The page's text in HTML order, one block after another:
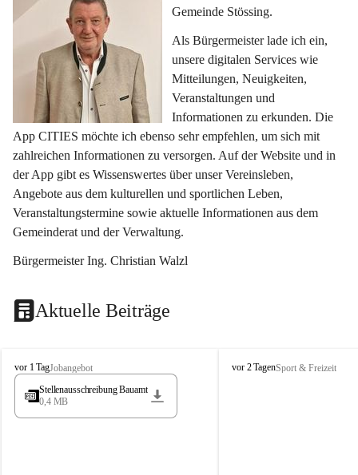
Gemeinde Stössing.
Als Bürgermeister lade ich ein,
unsere digitalen Services wie
Mitteilungen, Neuigkeiten,
Veranstaltungen und
Informationen zu erkunden. Die
App CITIES möchte ich ebenso sehr empfehlen, um sich mit
zahlreichen Informationen zu versorgen. Auf der Website und in
der App gibt es Wissenswertes über unser Vereinsleben,
Angebote aus dem kulturellen und sportlichen Leben,
Veranstaltungstermine sowie aktuelle Informationen aus dem
Gemeinderat und der Verwaltung.
Bürgermeister Ing. Christian Walzl
Aktuelle Beiträge
S
t
s
vor 1 TagJobangebot
Stellenausschreibung Bauamt
0,4 MB
S
vor 2 TagenSport & Freizeit